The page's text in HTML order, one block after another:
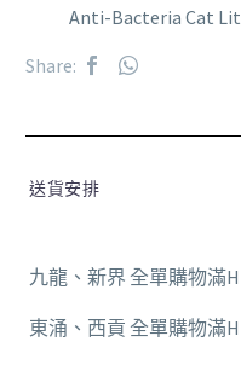
Anti-Bacteria Cat
Share:
送貨安排
九龍、新界 全單購物滿
東涌、西貢 全單購物滿